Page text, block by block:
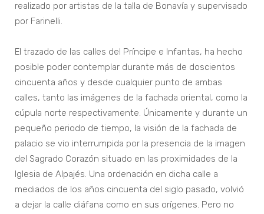
realizado por artistas de la talla de Bonavía y supervisado
por Farinelli.
El trazado de las calles del Príncipe e Infantas, ha hecho
posible poder contemplar durante más de doscientos
cincuenta años y desde cualquier punto de ambas
calles, tanto las imágenes de la fachada oriental, como la
cúpula norte respectivamente. Únicamente y durante un
pequeño periodo de tiempo, la visión de la fachada de
palacio se vio interrumpida por la presencia de la imagen
del Sagrado Corazón situado en las proximidades de la
Iglesia de Alpajés. Una ordenación en dicha calle a
mediados de los años cincuenta del siglo pasado, volvió
a dejar la calle diáfana como en sus orígenes. Pero no